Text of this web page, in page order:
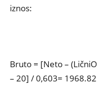
iznos:
Bruto = [Neto –
– 20] / 0,603=